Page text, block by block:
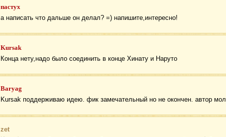
пастух
а написать что дальше он делал? =) напишите,интересно!
Kursak
Конца нету,надо было соединить в конце Хинату и Наруто
Baryag
Kursak поддерживаю идею. фик замечательный но не окончен. автор
zet